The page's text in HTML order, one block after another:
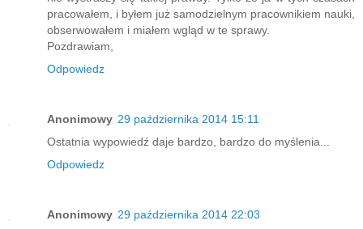
pracowałem, i byłem już samodzielnym pracownikiem nauki,
obserwowałem i miałem wgląd w te sprawy.
Pozdrawiam,
Odpowiedz
Anonimowy 29 października 2014 15:11
Ostatnia wypowiedź daje bardzo, bardzo do myślenia...
Odpowiedz
Anonimowy 29 października 2014 22:03